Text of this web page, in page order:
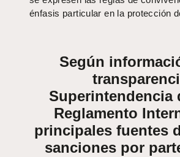
énfasis particular en la protección
Según
Superintendencia
Reglamento
principales fuentes
sanciones por